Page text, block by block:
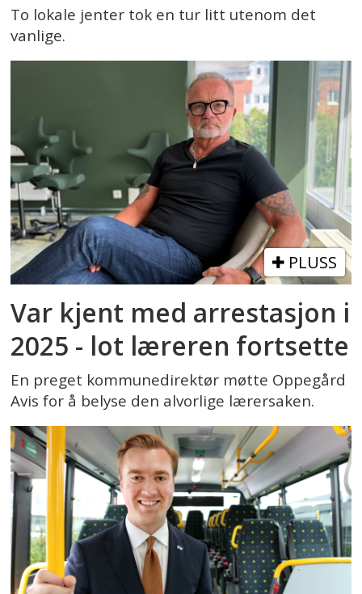
To lokale jenter tok en tur litt utenom det
vanlige.
PLUSS
Var kjent med arrestasjon i
2025 - lot læreren fortsette
En preget kommunedirektør møtte Oppegård
Avis for å belyse den alvorlige lærersaken.